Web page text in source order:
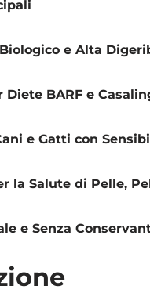
e Alta
Diete BARF e
e Gatti con
la Salute di Pelle,
e Senza